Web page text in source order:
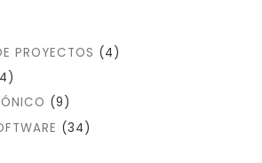
PROYECTOS (4)
(9)
(34)